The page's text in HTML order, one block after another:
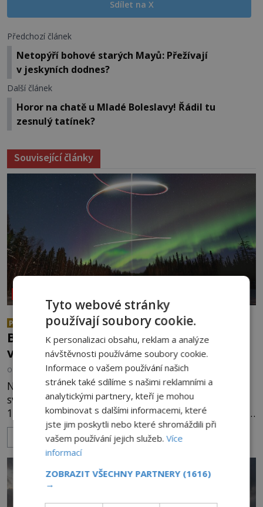
Sdílet na X
Předchozí článek
Netopýří bohové starých Mayů: Přežívají
v jeskyních dodnes?
Další článek
Horor na chatě u Mladé Boleslavy! Řádil tu
zesnulý tatínek?
Související články
PREMIUM
Co se všechno semlelo poblíž
Bridgewateru? UFO na obloze, monstra
v bažinách!
OD ADRIANA VOJTÍŠKOVÁ 8.8.2026 1.1TIS
Nad bridgewaterským okolím září jasné sluneční
světlo, když se náhle stane cosi nečekaného. Dne
10. května roku 1760 v deset hodin dopoledne zde
dojde k vůbec prvnímu historicky doloženému
přeletu UFO. Podle záznamů vyzařuje takové
světlo, že vypadá jako „koule hořícího ohně“. Jde
jen o nějaký optický klam, nebo se zde skutečně
právě vznáší mimozemská loď
ZOBRAZIT VÍCE
Tyto webové stránky
používají soubory cookie.
K personalizaci obsahu, reklam a analýze
návštěvnosti používáme soubory cookie.
Informace o vašem používání našich
stránek také sdílíme s našimi reklamními a
analytickými partnery, kteří je mohou
kombinovat s dalšími informacemi, které
jste jim poskytli nebo které shromáždili při
vašem používání jejich služeb.Více
informací
ZOBRAZIT VŠECHNY PARTNERY (1616)
→